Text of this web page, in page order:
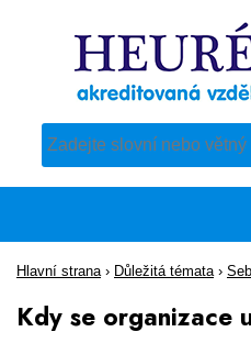
Pro vyhledávání obsahu
Hlavní strana › Důležitá témata ›
Kdy se organizace